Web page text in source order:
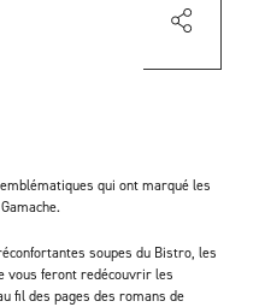
qui ont marqué les
soupes du Bistro, les
vous feront redécouvrir les
fil des pages des romans de